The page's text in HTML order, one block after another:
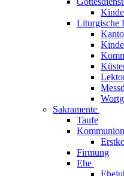
Liturgische
Sakramente
Taufe
Kommunion
Firmung
Ehe